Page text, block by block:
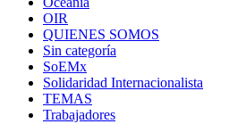
OIR
QUIENES SOMOS
Sin categoría
SoEMx
Solidaridad Internacionalista
TEMAS
Trabajadores